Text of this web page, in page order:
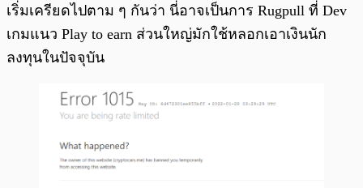
เริ่มเครียดไปตาม ๆ กันว่า นี่อาจเป็นการ Rugpull ที่ Dev
เกมแนว Play to earn ส่วนใหญ่มักใช้หลอกเอาเงินนัก
ลงทุนในปัจจุบัน